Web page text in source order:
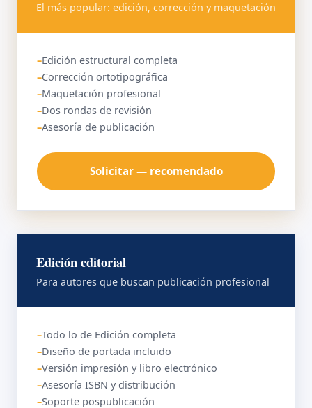
El más popular: edición, corrección y maquetación
Edición estructural completa
Corrección ortotipográfica
Maquetación profesional
Dos rondas de revisión
Asesoría de publicación
Solicitar — recomendado
Edición editorial
Para autores que buscan publicación profesional
Todo lo de Edición completa
Diseño de portada incluido
Versión impresión y libro electrónico
Asesoría ISBN y distribución
Soporte pospublicación